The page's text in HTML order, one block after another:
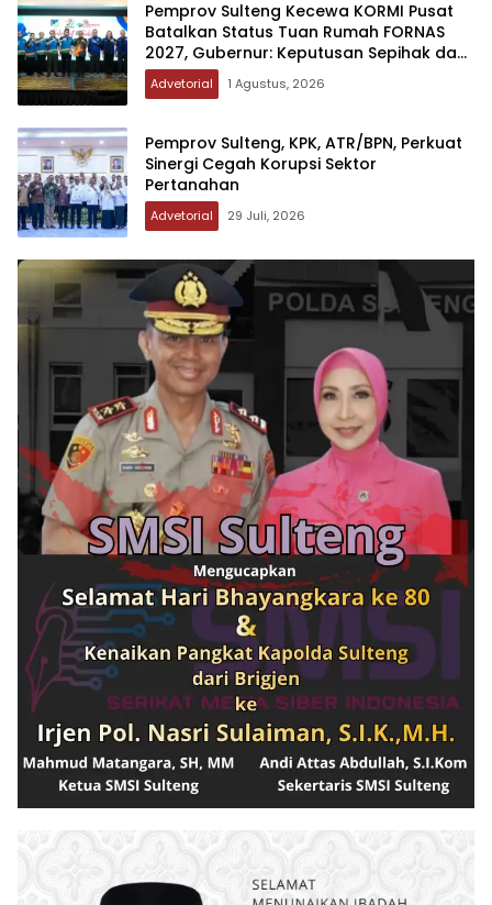
Pemprov Sulteng Kecewa KORMI Pusat
Batalkan Status Tuan Rumah FORNAS
2027, Gubernur: Keputusan Sepihak dan
Tanpa Koordinasi
Advetorial 1 Agustus, 2026
Pemprov Sulteng, KPK, ATR/BPN, Perkuat
Sinergi Cegah Korupsi Sektor
Pertanahan
Advetorial 29 Juli, 2026